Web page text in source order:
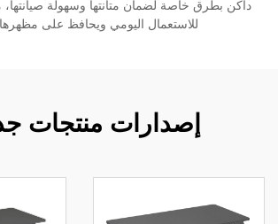
داكن بطرق خاصة لضمان متانتها وسهولة صيانتها،
للاستعمال اليومي ويحافظ على مظهرها
إصدارات منتجات